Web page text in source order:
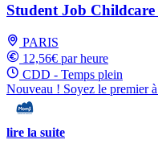
Student Job
PARIS
12,56€ par heure
CDD - Temps plein
Nouveau ! Soyez le premier
lire la suite